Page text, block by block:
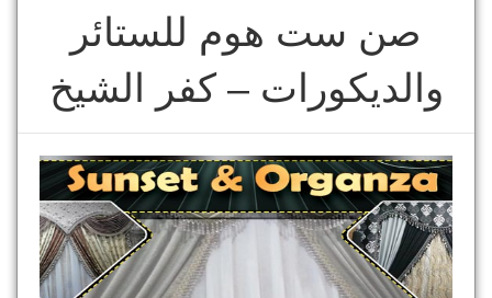
صن ست هوم للستائر
والديكورات – كفر الشيخ